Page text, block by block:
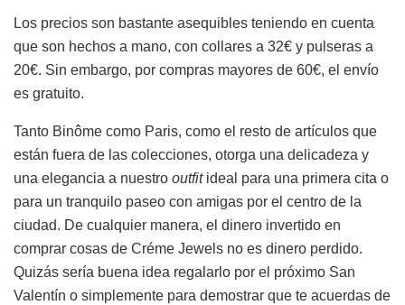
Los precios son bastante asequibles teniendo en cuenta
que son hechos a mano, con collares a 32€ y pulseras a
20€. Sin embargo, por compras mayores de 60€, el envío
es gratuito.
Tanto Binôme como Paris, como el resto de artículos que
están fuera de las colecciones, otorga una delicadeza y
una elegancia a nuestro outfitideal para una primera cita o
para un tranquilo paseo con amigas por el centro de la
ciudad. De cualquier manera, el dinero invertido en
comprar cosas de Créme Jewels no es dinero perdido.
Quizás sería buena idea regalarlo por el próximo San
Valentín o simplemente para demostrar que te acuerdas de